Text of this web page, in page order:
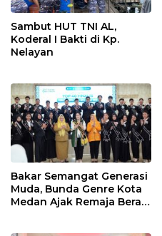
Sambut HUT TNI AL,
Koderal I Bakti di Kp.
Nelayan
Bakar Semangat Generasi
Muda, Bunda Genre Kota
Medan Ajak Remaja Berani